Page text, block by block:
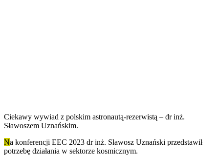
Ciekawy wywiad z polskim astronautą-rezerwistą – dr inż.
Sławoszem Uznańskim.
Na konferencji EEC 2023 dr inż. Sławosz Uznański przedstawił
potrzebę działania w sektorze kosmicznym.